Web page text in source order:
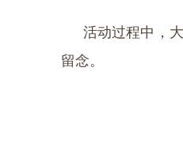
活动过程中，
留念。